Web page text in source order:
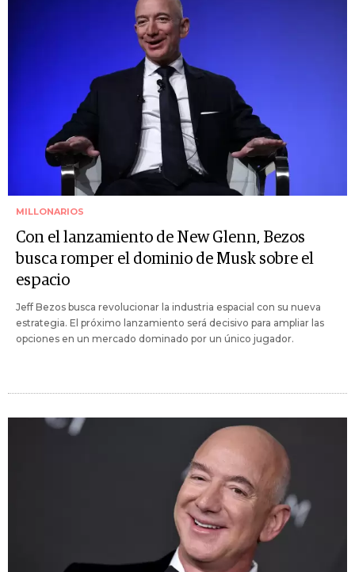
MILLONARIOS
Con el lanzamiento de New Glenn, Bezos
busca romper el dominio de Musk sobre el
espacio
Jeff Bezos busca revolucionar la industria espacial con su nueva
estrategia. El próximo lanzamiento será decisivo para ampliar las
opciones en un mercado dominado por un único jugador.